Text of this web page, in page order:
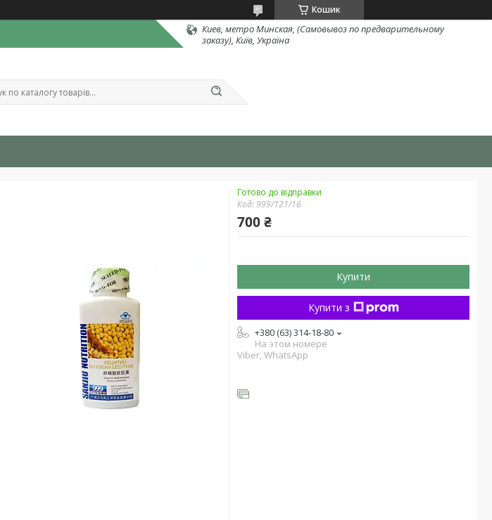
Кошик
Киев, метро Минская, (Самовывоз по предварительному
заказу), Київ, Україна
Готово до відправки
Код:999/121/16
700 ₴
Купити
Купити з
+380 (63) 314-18-80
На этом номере
Viber, WhatsApp